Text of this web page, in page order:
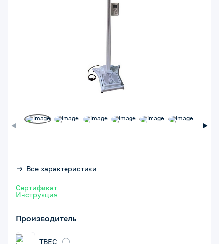
Все характеристики
Сертификат
Инструкция
Производитель
ТВЕС i